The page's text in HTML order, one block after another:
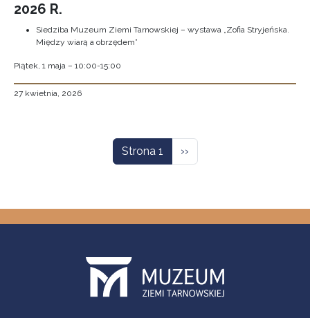
2026 R.
Siedziba Muzeum Ziemi Tarnowskiej – wystawa „Zofia Stryjeńska.
Między wiarą a obrzędem”
Piątek, 1 maja – 10:00-15:00
27 kwietnia, 2026
Strona 1 Następna strona
››